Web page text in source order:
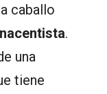
caballo
.
una
tiene